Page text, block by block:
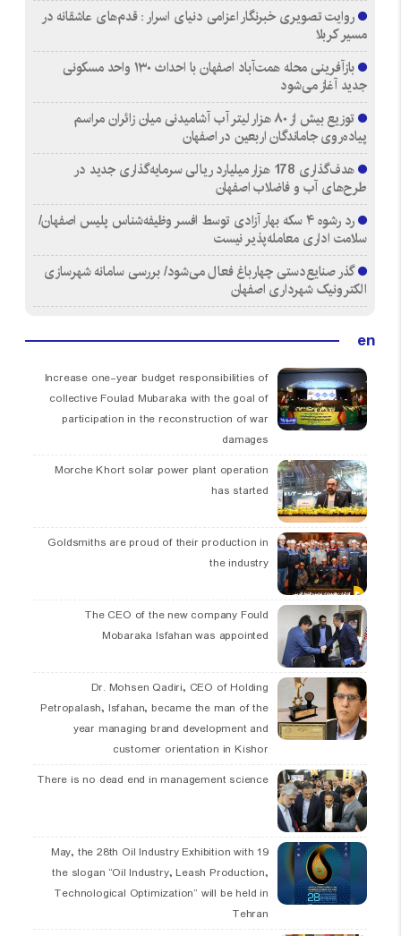
روایت تصویری خبرنگار اعزامی دنیای اسرار : قدم‌های عاشقانه در
مسیر کربلا
بازآفرینی محله همت‌آباد اصفهان با احداث ۱۳۰ واحد مسکونی
جدید آغاز می‌شود
توزیع بیش از ۸۰ هزار لیتر آب آشامیدنی میان زائران مراسم
پیاده‌روی جاماندگان اربعین در اصفهان
هدف‌گذاری 178 هزار میلیارد ریالی سرمایه‌گذاری جدید در
طرح‌های آب و فاضلاب اصفهان
رد رشوه ۴ سکه بهار آزادی توسط افسر وظیفه‌شناس پلیس اصفهان/
سلامت اداری معامله‌پذیر نیست
گذر صنایع‌دستی چهارباغ فعال می‌شود/ بررسی سامانه شهرسازی
الکترونیک شهرداری اصفهان
en
Increase one-year budget responsibilities of
collective Foulad Mubaraka with the goal of
participation in the reconstruction of war
damages
Morche Khort solar power plant operation
has started
Goldsmiths are proud of their production in
the industry
The CEO of the new company Fould
Mobaraka Isfahan was appointed
Dr. Mohsen Qadiri, CEO of Holding
Petropalash, Isfahan, became the man of the
year managing brand development and
customer orientation in Kishor
There is no dead end in management science
19 May, the 28th Oil Industry Exhibition with
the slogan “Oil Industry, Leash Production,
Technological Optimization” will be held in
Tehran